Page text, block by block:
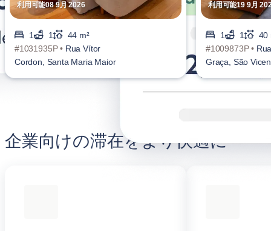
利用可能08 9月 2026
1 1
44 m²
#1031935P • Rua Vítor
Cordon, Santa Maria Maior
利用可能19 9月
1 1
40
#1009873P •
Graça, São
企業向けの滞在をより快適に